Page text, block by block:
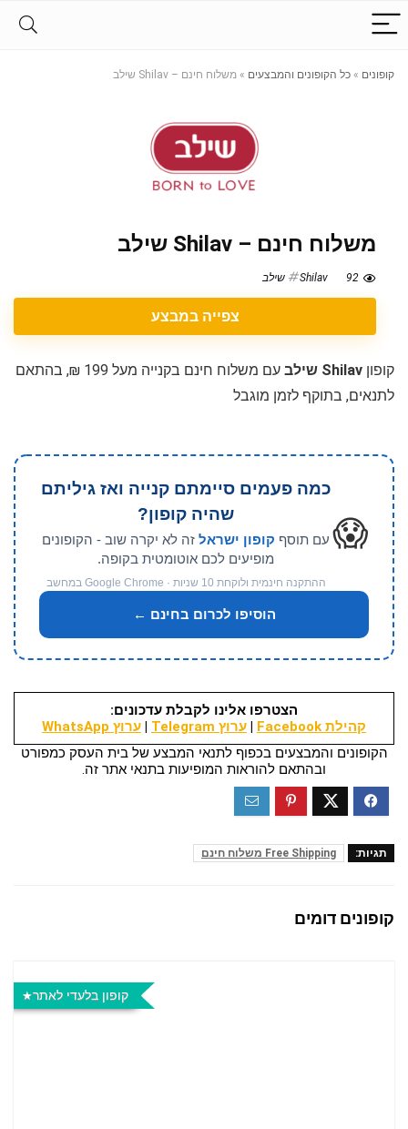
קופונים » כל הקופונים והמבצעים » משלוח חינם – Shilav שילב
משלוח חינם – Shilav שילב
92 Shilav שילב
צפייה במבצע
קופון Shilav שילב
עם משלוח חינם בקנייה מעל 199 ₪, בהתאם
לתנאים, בתוקף לזמן מוגבל
😱
כמה פעמים סיימתם קנייה ואז גיליתם
שהיה קופון?
עם תוסף קופון ישראל זה לא יקרה שוב - הקופונים
מופיעים לכם אוטומטית בקופה.
ההתקנה חינמית ולוקחת 10 שניות · Google Chrome במחשב
הוסיפו לכרום בחינם ←
הצטרפו אלינו לקבלת עדכונים:
קהילת Facebook
| ערוץ Telegram | ערוץ WhatsApp
הקופונים והמבצעים בכפוף לתנאי המבצע של בית העסק כמפורט
ובהתאם להוראות המופיעות בתנאי אתר זה.
תגיות: Free Shipping משלוח חינם
קופונים דומים
קופון בלעדי לאתר